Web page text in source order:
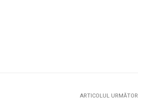
ARTICOLUL URMĂTOR